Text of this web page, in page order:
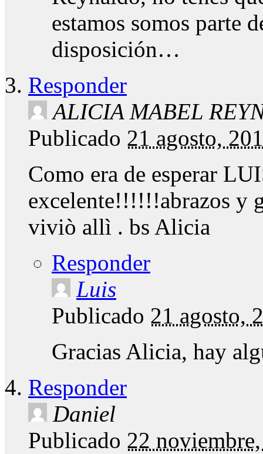
estamos somos parte
disposición…
Responder
ALICIA MABEL
Publicado 21 agosto,
Como era de esperar
excelente!!!!!!abrazos y
viviò allì . bs Alicia
Responder
Luis
Publicado 21 agosto,
Gracias Alicia, hay
Responder
Daniel
Publicado 22